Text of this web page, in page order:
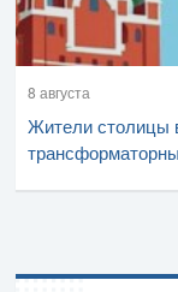
8 августа
Жители столицы